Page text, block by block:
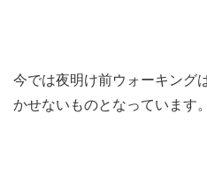
今では夜明け前ウォーキング
かせないものとなっています。